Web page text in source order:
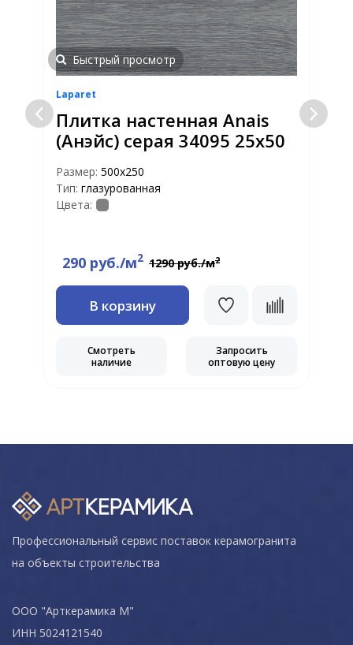
Быстрый просмотр
Laparet
Плитка настенная Anais
(Анэйс) серая 34095 25х50
Размер: 500х250
Тип: глазурованная
Цвета:
290 руб./м2 1290 руб./м2
В корзину
Смотреть
наличие
Запросить
оптовую цену
Профессиональный сервис поставок керамогранита
на объекты строительства
ООО "Арткерамика М"
ИНН 5024121540